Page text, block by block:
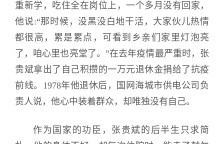
重新学，吃住全在岗位上，一个多月没有回家，
他说:“那时候，没黑没白地干活，大家伙儿热情
都很高，累是累点，可看到乡亲们家里灯泡亮
了，咱心里也亮堂了。”在去年疫情最严重时，张
贵斌拿出了自己积攒的一万元退休金捐给了抗疫
前线。1978年他退休后，国网海城市供电公司负
责人说，他心中装着群众，却唯独没有自己。
作为国家的功臣，张贵斌的后半生只求简